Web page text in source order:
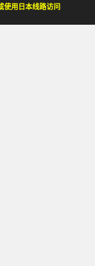
使用日本线路访问